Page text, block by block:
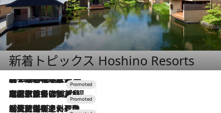
新着トピックス Hoshino Resorts
2026.8.7
【トンボの足水浴】ヒノキの香りに包まれて涼感マックス！約13℃の湧水かけ流しを避暑地「星野温泉 トンボの湯」で体験
2026.7.31
【ホテル帰省】という選択肢をOMOが提案。家族とほどよい距離を保つには「昼は実家、夜は気兼ねなくホテルで！」
2026.7.24
【夏限定ディナーコース】旬を迎える稚鮎や花ズッキーニなどをイタリア・トスカーナの郷土料理の手法で満喫！